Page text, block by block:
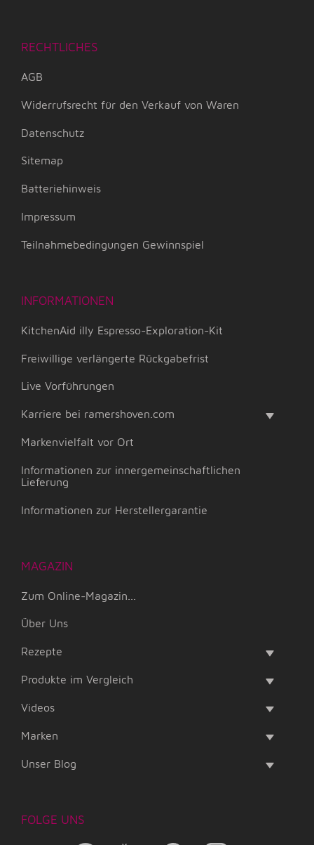
RECHTLICHES
AGB
Widerrufsrecht für den Verkauf von Waren
Datenschutz
Sitemap
Batteriehinweis
Impressum
Teilnahmebedingungen Gewinnspiel
INFORMATIONEN
KitchenAid illy Espresso-Exploration-Kit
Freiwillige verlängerte Rückgabefrist
Live Vorführungen
Karriere bei ramershoven.com
Markenvielfalt vor Ort
Informationen zur innergemeinschaftlichen
Lieferung
Informationen zur Herstellergarantie
MAGAZIN
Zum Online-Magazin...
Über Uns
Rezepte
Produkte im Vergleich
Videos
Marken
Unser Blog
FOLGE UNS